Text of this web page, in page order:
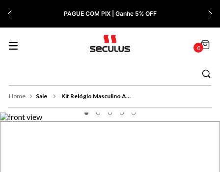
PAGUE COM PIX | Ganhe 5% OFF
0
Sale Kit Relógio Masculino Aço Com Calendário Prata Kit Engraxar
9º